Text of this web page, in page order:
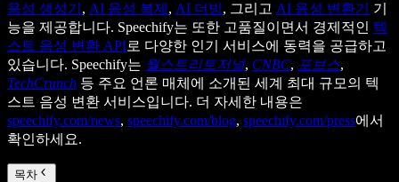
음성 생성기 , AI 음성 복제 , AI 더빙, 그리고 AI 음성 변환기
기
능을 제공합니다. Speechify는 또한 고품질이면서 경제적인 텍
스트 음성 변환 API로 다양한 인기 서비스에 동력을 공급하고
있습니다. Speechify는 월스트리트저널, CNBC, 포브스,
TechCrunch 등 주요 언론 매체에 소개된 세계 최대 규모의 텍
스트 음성 변환 서비스입니다. 더 자세한 내용은
speechify.com/news, speechify.com/blog, speechify.com/press에서
확인하세요.
목차